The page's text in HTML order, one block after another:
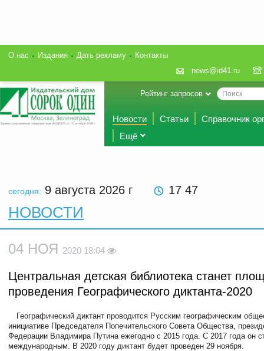
О нас Издания Дать рекламу
Контакты
news@id41.ru
Рейтинг запросов
Новости Статьи
Справочник
Ещё
сегодня: 9 августа 2026 г 17 47
НОВОСТИ
04 НОЯ 2020 18:04
Центральная детская библиотека станет
проведения Географического диктанта-2020
Географический диктант проводится Русским географическим
инициативе Председателя Попечительского Совета Общества,
Федерации Владимира Путина ежегодно с 2015 года. С 2017 года он
международным. В 2020 году диктант будет проведен 29 ноября.